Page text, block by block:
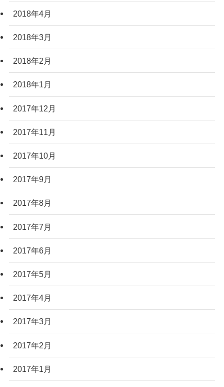
2018年4月
2018年3月
2018年2月
2018年1月
2017年12月
2017年11月
2017年10月
2017年9月
2017年8月
2017年7月
2017年6月
2017年5月
2017年4月
2017年3月
2017年2月
2017年1月